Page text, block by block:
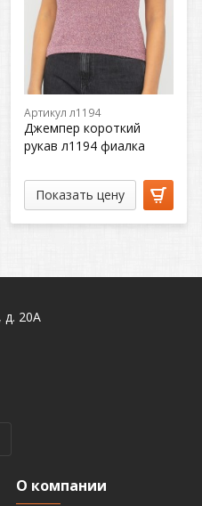
Артикул л1194
Джемпер короткий
рукав л1194 фиалка
Показать цену
д. 20А
О компании